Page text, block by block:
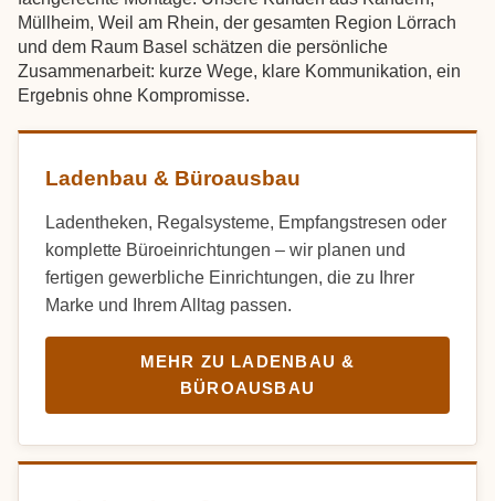
Müllheim, Weil am Rhein, der gesamten Region Lörrach
und dem Raum Basel schätzen die persönliche
Zusammenarbeit: kurze Wege, klare Kommunikation, ein
Ergebnis ohne Kompromisse.
Ladenbau & Büroausbau
Ladentheken, Regalsysteme, Empfangstresen oder
komplette Büroeinrichtungen – wir planen und
fertigen gewerbliche Einrichtungen, die zu Ihrer
Marke und Ihrem Alltag passen.
MEHR ZU LADENBAU &
BÜROAUSBAU